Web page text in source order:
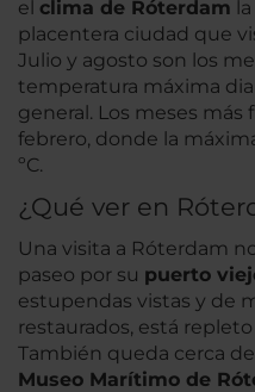
el clima de Róterdam
placentera ciudad que
Julio y agosto son los
temperatura máxima
general. Los meses más
febrero, donde la
ºC.
¿Qué ver en
Una visita a Róterdam
paseo por su puerto
estupendas vistas y de
restaurados, está
También queda cerca
Museo Marítimo de